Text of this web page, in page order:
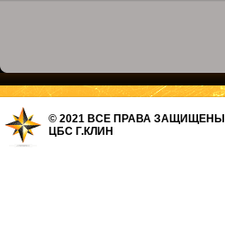
© 2021 ВСЕ ПРАВА ЗАЩИЩЕНЫ
ЦБС Г.КЛИН